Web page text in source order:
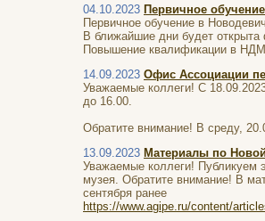
04.10.2023 Первичное
Первичное обучение в
В ближайшие дни будет
Повышение квалификации в НДМ
14.09.2023 Офис Ассоциации
Уважаемые коллеги! С
до 16.00.
Обратите внимание! В среду,
13.09.2023 Материалы по
Уважаемые коллеги! Публикуем
музея. Обратите внимание! В
сентября ранее
https://www.agipe.ru/content/